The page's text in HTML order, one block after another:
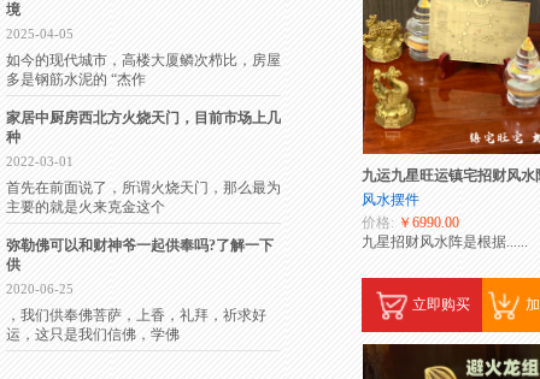
境
2025-04-05
如今的现代城市，高楼大厦鳞次栉比，房屋
多是钢筋水泥的 “杰作
家居中厨房西北方火烧天门，目前市场上几
种
2022-03-01
首先在前面说了，所谓火烧天门，那么最为
主要的就是火来克金这个
弥勒佛可以和财神爷一起供奉吗?了解一下
供
2020-06-25
，我们供奉佛菩萨，上香，礼拜，祈求好
运，这只是我们信佛，学佛
九运九星旺运镇宅招财风水
风水摆件
价格: ￥6990.00
九星招财风水阵是根据......
立即购买